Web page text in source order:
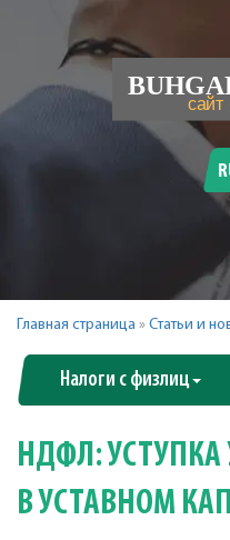
Главная страница » Статьи и
Налоги с физлиц
НДФЛ:
В УСТАВНОМ